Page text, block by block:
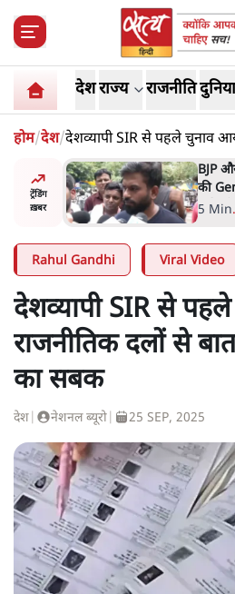
देशराज्य राजनीतिदुनिया
होम/देश/देशव्यापी SIR से पहले चुनाव
करेगा, बिहार का सबक
ट्रेंडिंग
ख़बर
भागवत
मार्क
बहुत
9 Min
Rahul Gandhi Viral Video
देशव्यापी SIR से
राजनीतिक दलों से
का सबक
देश नेशनल ब्यूरो 25 SEP, 2025